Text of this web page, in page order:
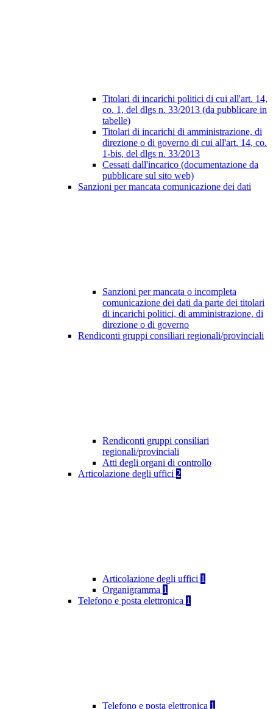
Titolari di incarichi politici di cui all'art. 14,
co. 1, del dlgs n. 33/2013 (da pubblicare in
tabelle)
Titolari di incarichi di amministrazione, di
direzione o di governo di cui all'art. 14, co.
1-bis, del dlgs n. 33/2013
Cessati dall'incarico (documentazione da
pubblicare sul sito web)
Sanzioni per mancata comunicazione dei dati
Sanzioni per mancata o incompleta
comunicazione dei dati da parte dei titolari
di incarichi politici, di amministrazione, di
direzione o di governo
Rendiconti gruppi consiliari regionali/provinciali
Rendiconti gruppi consiliari
regionali/provinciali
Atti degli organi di controllo
Articolazione degli uffici 2
Articolazione degli uffici 1
Organigramma 1
Telefono e posta elettronica 1
Telefono e posta elettronica 1